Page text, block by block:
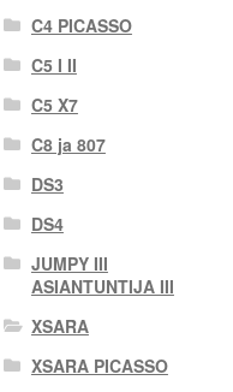
C4 PICASSO
C5 I II
C5 X7
C8 ja 807
DS3
DS4
JUMPY III
ASIANTUNTIJA III
XSARA
XSARA PICASSO